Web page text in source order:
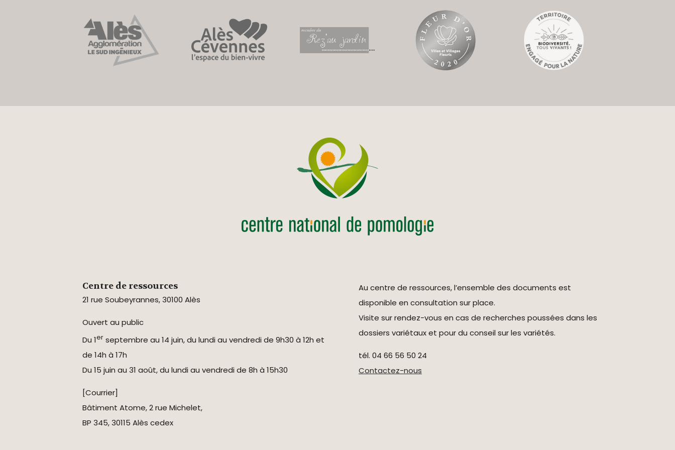
Centre de ressources
21 rue Soubeyrannes, 30100 Alès
Ouvert au public
Du 1er septembre au 14 juin, du lundi au vendredi de 9h30 à 12h et
de 14h à 17h
Du 15 juin au 31 août, du lundi au vendredi de 8h à 15h30
[Courrier]
Bâtiment Atome, 2 rue Michelet,
BP 345, 30115 Alès cedex
Au centre de ressources, l’ensemble des documents est
disponible en consultation sur place.
Visite sur rendez-vous en cas de recherches poussées dans les
dossiers variétaux et pour du conseil sur les variétés.
tél. 04 66 56 50 24
Contactez-nous